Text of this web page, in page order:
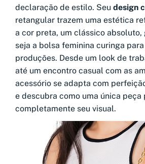
declaração de estilo. Seu design
retangular trazem uma estética
a cor preta, um clássico absoluto,
seja a bolsa feminina curinga
produções. Desde um look de
até um encontro casual com as
acessório se adapta com
e descubra como uma única
completamente seu visual.